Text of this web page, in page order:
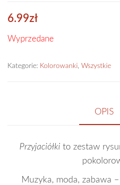
6.99zł
Wyprzedane
Kategorie: Kolorowanki Wszystkie
OPIS
Przyjaciółki to zestaw
Muzyka, moda, zabawa